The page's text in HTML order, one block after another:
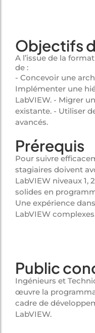
Objectifs
A l’issue de la
de :
- Concevoir une
Implémenter une
LabVIEW. - Migrer
existante. - Utiliser
avancés.
Prérequis
Pour suivre
stagiaires doivent
LabVIEW niveaux 1,
solides en
Une expérience
LabVIEW
Public
Ingénieurs et
œuvre la
cadre de
LabVIEW.